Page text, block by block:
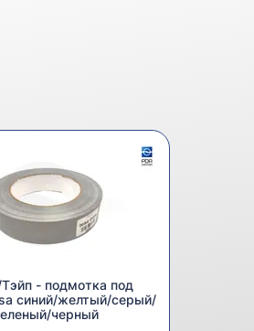
- подмотка под
синий/желтый/серый/
черный